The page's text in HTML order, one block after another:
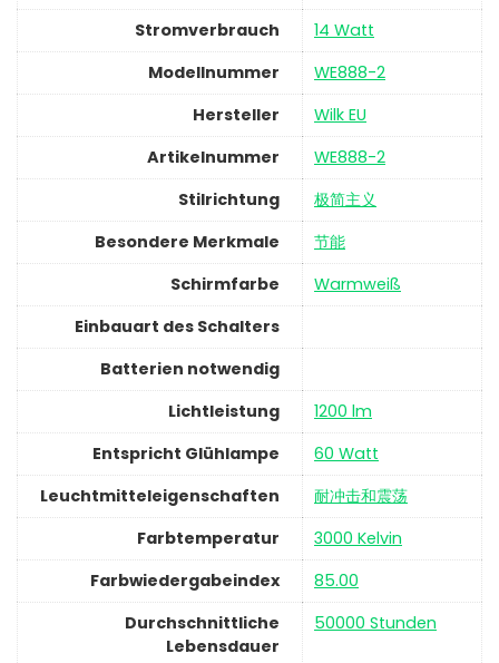
Stromverbrauch
‎14 Watt
Modellnummer
‎WE888-2
Hersteller
‎Wilk EU
Artikelnummer
‎WE888-2
Stilrichtung
‎极简主义
Besondere Merkmale
‎节能
Schirmfarbe
‎Warmweiß
Einbauart des Schalters
Batterien notwendig
Lichtleistung
‎1200 lm
Entspricht Glühlampe
‎60 Watt
Leuchtmitteleigenschaften
‎耐冲击和震荡
Farbtemperatur
‎3000 Kelvin
Farbwiedergabeindex
‎85.00
Durchschnittliche
Lebensdauer
‎50000 Stunden